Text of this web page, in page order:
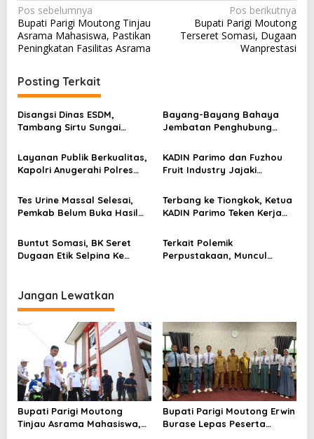
N
a
v
i
g
a
s
i
p
s
Pos sebelumnya
Bupati Parigi Moutong Tinjau
Asrama Mahasiswa, Pastikan
Peningkatan Fasilitas Asrama
Pos berikutnya
Bupati Parigi Moutong
Terseret Somasi, Dugaan
Wanprestasi
Posting Terkait
Disangsi Dinas ESDM,
Tambang Sirtu Sungai
Beban
Bayang-Bayang Bahaya
Jembatan Penghubung
Layanan Publik Berkualitas,
Kapolri Anugerahi Polres
Prima
KADIN Parimo dan Fuzhou
Fruit Industry Jajaki
ke Pasar Tiongkok
Tes Urine Massal Selesai,
Pemkab Belum Buka Hasil
Terbang ke Tiongkok, Ketua
KADIN Parimo Teken Kerja
Durian
Buntut Somasi, BK Seret
Dugaan Etik Selpina Ke
Terkait Polemik
Perpustakaan, Muncul
Jangan Lewatkan
Bupati Parigi Moutong
Tinjau Asrama Mahasiswa,
Bupati Parigi Moutong Erwin
Burase Lepas Peserta